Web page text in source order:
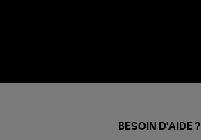
BESOIN D'AIDE ?